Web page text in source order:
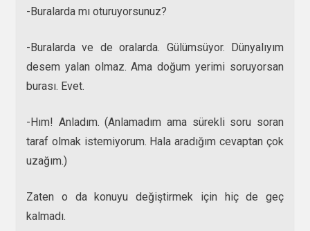
-Buralarda mı oturuyorsunuz?
-Buralarda ve de oralarda. Gülümsüyor. Dünyalıyım
desem yalan olmaz. Ama doğum yerimi soruyorsan
burası. Evet.
-Hım! Anladım. (Anlamadım ama sürekli soru soran
taraf olmak istemiyorum. Hala aradığım cevaptan çok
uzağım.)
Zaten o da konuyu değiştirmek için hiç de geç
kalmadı.